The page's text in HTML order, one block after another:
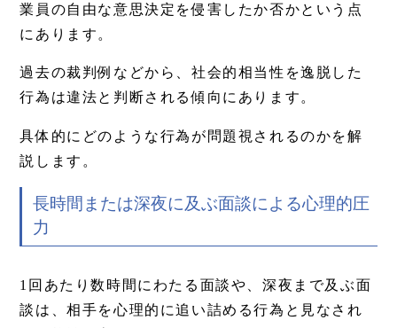
業員の自由な意思決定を侵害したか否かという点
にあります。
過去の裁判例などから、社会的相当性を逸脱した
行為は違法と判断される傾向にあります。
具体的にどのような行為が問題視されるのかを解
説します。
長時間または深夜に及ぶ面談による心理的圧
力
1回あたり数時間にわたる面談や、深夜まで及ぶ面
談は、相手を心理的に追い詰める行為と見なされ